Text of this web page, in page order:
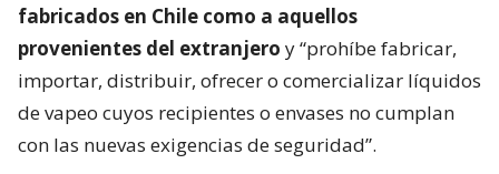
fabricados en Chile como a aquellos
provenientes del extranjero y “prohíbe fabricar,
importar, distribuir, ofrecer o comercializar líquidos
de vapeo cuyos recipientes o envases no cumplan
con las nuevas exigencias de seguridad”.